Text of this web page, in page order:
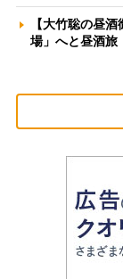
【大竹聡の昼
場」へと昼酒